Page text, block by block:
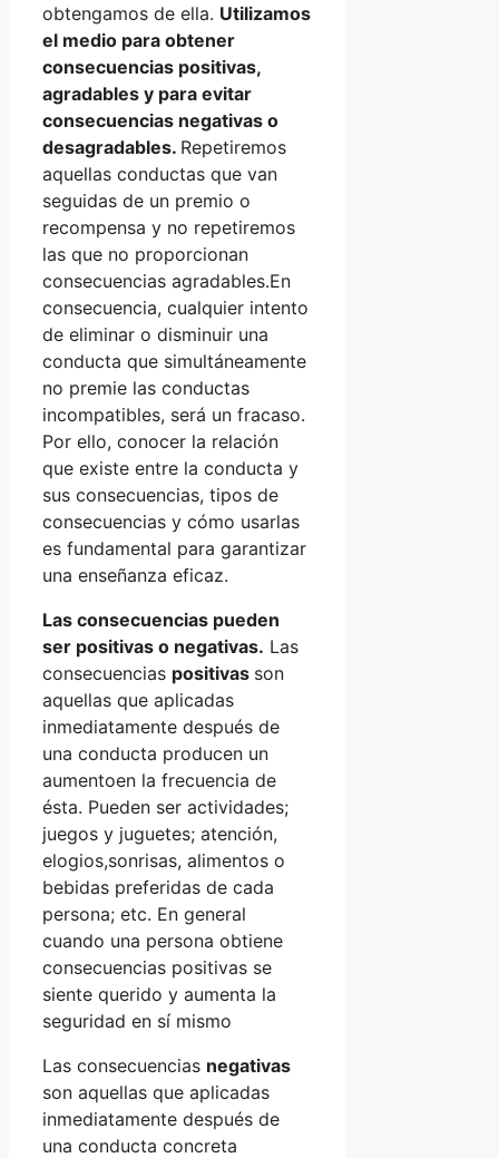
obtengamos de ella. Utilizamos
el medio para obtener
consecuencias positivas,
agradables y para evitar
consecuencias negativas o
desagradables. Repetiremos
aquellas conductas que van
seguidas de un premio o
recompensa y no repetiremos
las que no proporcionan
consecuencias agradables.En
consecuencia, cualquier intento
de eliminar o disminuir una
conducta que simultáneamente
no premie las conductas
incompatibles, será un fracaso.
Por ello, conocer la relación
que existe entre la conducta y
sus consecuencias, tipos de
consecuencias y cómo usarlas
es fundamental para garantizar
una enseñanza eficaz.
Las consecuencias pueden
ser positivas o negativas. Las
consecuencias positivas son
aquellas que aplicadas
inmediatamente después de
una conducta producen un
aumentoen la frecuencia de
ésta. Pueden ser actividades;
juegos y juguetes; atención,
elogios,sonrisas, alimentos o
bebidas preferidas de cada
persona; etc. En general
cuando una persona obtiene
consecuencias positivas se
siente querido y aumenta la
seguridad en sí mismo
Las consecuencias negativas
son aquellas que aplicadas
inmediatamente después de
una conducta concreta